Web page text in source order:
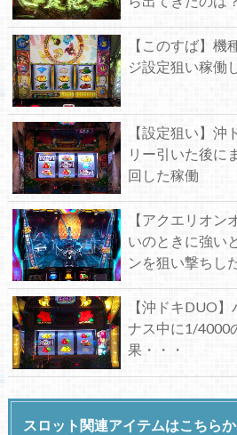
【このすば】機
ジ設定狙い稼働
【設定狙い】沖
リー引いた後に
回した稼働
【アクエリオン
いのときに強い
ンを狙い撃ちし
【沖ドキDUO
ナス中に1/4000
果・・・
スロット関連アイテムはこちら